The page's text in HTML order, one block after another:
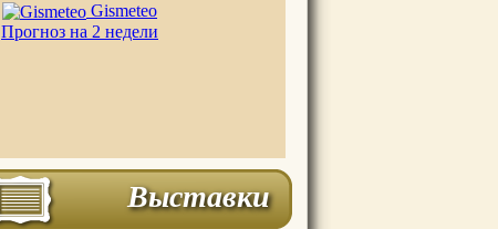
Gismeteo
Прогноз на 2 недели
Выставки